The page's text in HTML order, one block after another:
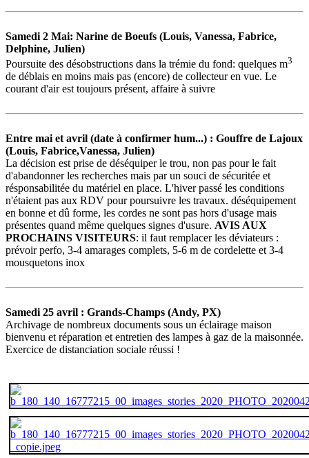
Samedi 2 Mai: Narine de Boeufs (Louis, Vanessa, Fabrice,
Delphine, Julien)
Poursuite des désobstructions dans la trémie du fond: quelques m3
de déblais en moins mais pas (encore) de collecteur en vue. Le
courant d'air est toujours présent, affaire à suivre
Entre mai et avril (date à confirmer hum...) : Gouffre de Lajoux
(Louis, Fabrice,Vanessa, Julien)
La décision est prise de déséquiper le trou, non pas pour le fait
d'abandonner les recherches mais par un souci de sécuritée et
résponsabilitée du matériel en place. L'hiver passé les conditions
n'étaient pas aux RDV pour poursuivre les travaux. déséquipement
en bonne et dû forme, les cordes ne sont pas hors d'usage mais
présentes quand même quelques signes d'usure. AVIS AUX
PROCHAINS VISITEURS: il faut remplacer les déviateurs :
prévoir perfo, 3-4 amarages complets, 5-6 m de cordelette et 3-4
mousquetons inox
Samedi 25 avril : Grands-Champs (Andy, PX)
Archivage de nombreux documents sous un éclairage maison
bienvenu et réparation et entretien des lampes à gaz de la maisonnée.
Exercice de distanciation sociale réussi !